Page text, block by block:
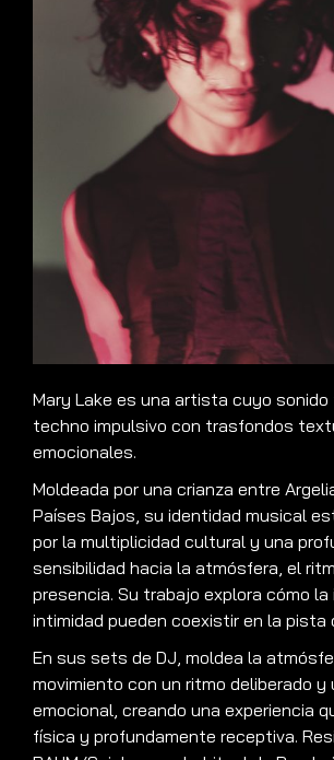
Mary Lake es una artista cuyo sonido
techno impulsivo con trasfondos
emocionales.
Moldeada por una crianza entre
Países Bajos, su identidad musical
por la multiplicidad cultural y una
sensibilidad hacia la atmósfera, el
presencia. Su trabajo explora cómo
intimidad pueden coexistir en la pista
En sus sets de DJ, moldea la
movimiento con un ritmo deliberado y
emocional, creando una experiencia
física y profundamente receptiva.